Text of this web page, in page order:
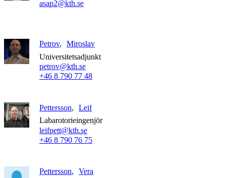
asap2@kth.se
Petrov
Miroslav
Universitetsadjunkt
petrov@kth.se
+46 8 790 77 48
Pettersson
Leif
Labarotorieingenjör
leifpett@kth.se
+46 8 790 76 75
Pettersson
Vera